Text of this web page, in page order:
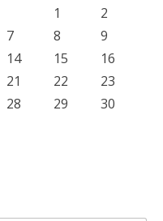
1
2
7 8
9
14 15
16
21 22
23
28 29
30